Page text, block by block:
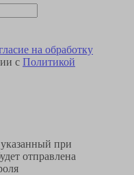
на обработку
с Политикой
при
отправлена